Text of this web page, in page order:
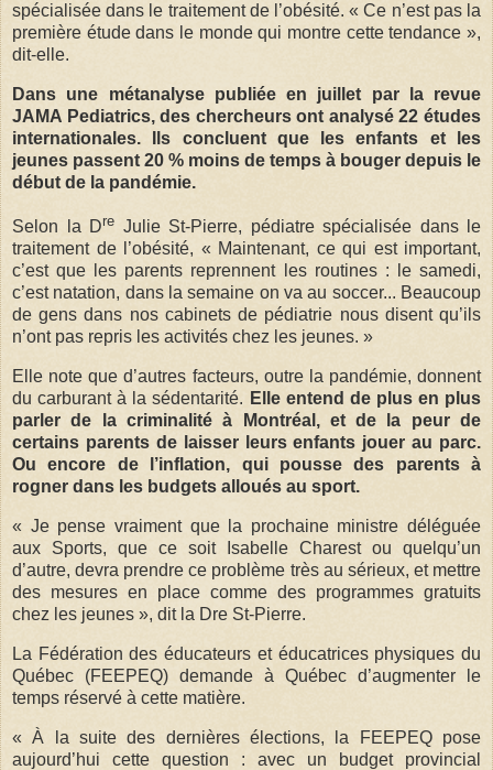
spécialisée dans le traitement de l’obésité. « Ce n’est pas la
première étude dans le monde qui montre cette tendance »,
dit-elle.
Dans une métanalyse publiée en juillet par la revue
JAMA Pediatrics, des chercheurs ont analysé 22 études
internationales. Ils concluent que les enfants et les
jeunes passent 20 % moins de temps à bouger depuis le
début de la pandémie.
Selon la Dre Julie St-Pierre, pédiatre spécialisée dans le
traitement de l’obésité, « Maintenant, ce qui est important,
c’est que les parents reprennent les routines : le samedi,
c’est natation, dans la semaine on va au soccer... Beaucoup
de gens dans nos cabinets de pédiatrie nous disent qu’ils
n’ont pas repris les activités chez les jeunes. »
Elle note que d’autres facteurs, outre la pandémie, donnent
du carburant à la sédentarité. Elle entend de plus en plus
parler de la criminalité à Montréal, et de la peur de
certains parents de laisser leurs enfants jouer au parc.
Ou encore de l’inflation, qui pousse des parents à
rogner dans les budgets alloués au sport.
« Je pense vraiment que la prochaine ministre déléguée
aux Sports, que ce soit Isabelle Charest ou quelqu’un
d’autre, devra prendre ce problème très au sérieux, et mettre
des mesures en place comme des programmes gratuits
chez les jeunes », dit la Dre St-Pierre.
La Fédération des éducateurs et éducatrices physiques du
Québec (FEEPEQ) demande à Québec d’augmenter le
temps réservé à cette matière.
« À la suite des dernières élections, la FEEPEQ pose
aujourd’hui cette question : avec un budget provincial